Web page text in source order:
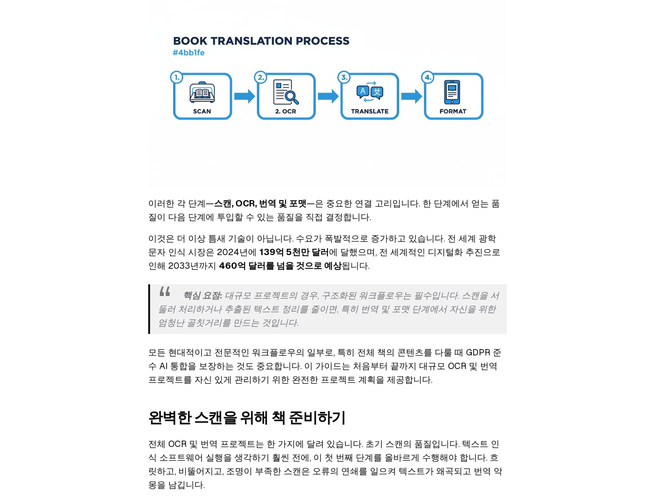
이러한 각 단계—스캔, OCR, 번역 및 포맷—은 중요한 연결 고리입니다. 한 단계에서 얻는 품
질이 다음 단계에 투입할 수 있는 품질을 직접 결정합니다.
이것은 더 이상 틈새 기술이 아닙니다. 수요가 폭발적으로 증가하고 있습니다. 전 세계 광학
문자 인식 시장은 2024년에 139억 5천만 달러에 달했으며, 전 세계적인 디지털화 추진으로
인해 2033년까지 460억 달러를 넘을 것으로 예상됩니다.
핵심 요점: 대규모 프로젝트의 경우, 구조화된 워크플로우는 필수입니다. 스캔을 서
둘러 처리하거나 추출된 텍스트 정리를 줄이면, 특히 번역 및 포맷 단계에서 자신을 위한
엄청난 골칫거리를 만드는 것입니다.
모든 현대적이고 전문적인 워크플로우의 일부로, 특히 전체 책의 콘텐츠를 다룰 때 GDPR 준
수 AI 통합을 보장하는 것도 중요합니다. 이 가이드는 처음부터 끝까지 대규모 OCR 및 번역
프로젝트를 자신 있게 관리하기 위한 완전한 프로젝트 계획을 제공합니다.
완벽한 스캔을 위해 책 준비하기
전체 OCR 및 번역 프로젝트는 한 가지에 달려 있습니다. 초기 스캔의 품질입니다. 텍스트 인
식 소프트웨어 실행을 생각하기 훨씬 전에, 이 첫 번째 단계를 올바르게 수행해야 합니다. 흐
릿하고, 비뚤어지고, 조명이 부족한 스캔은 오류의 연쇄를 일으켜 텍스트가 왜곡되고 번역 악
몽을 남깁니다.